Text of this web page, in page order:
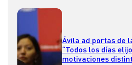
Ávila ad portas de
“Todos los días
motivaciones